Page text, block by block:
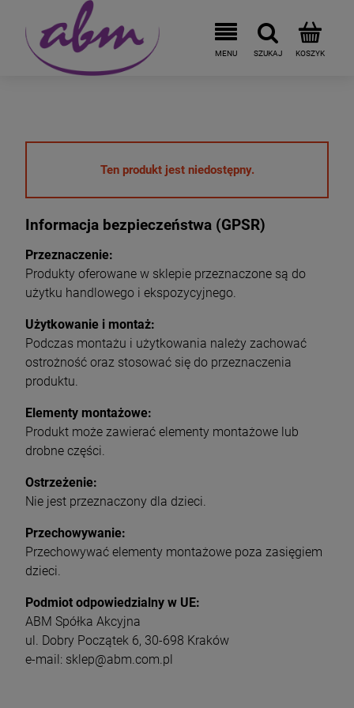
Ten produkt jest niedostępny.
Informacja bezpieczeństwa (GPSR)
Przeznaczenie:
Produkty oferowane w sklepie przeznaczone są do
użytku handlowego i ekspozycyjnego.
Użytkowanie i montaż:
Podczas montażu i użytkowania należy zachować
ostrożność oraz stosować się do przeznaczenia
produktu.
Elementy montażowe:
Produkt może zawierać elementy montażowe lub
drobne części.
Ostrzeżenie:
Nie jest przeznaczony dla dzieci.
Przechowywanie:
Przechowywać elementy montażowe poza zasięgiem
dzieci.
Podmiot odpowiedzialny w UE:
ABM Spółka Akcyjna
ul. Dobry Początek 6, 30-698 Kraków
e-mail: sklep@abm.com.pl